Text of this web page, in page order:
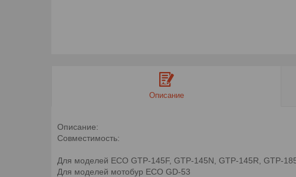
Описание
Описание:
Совместимость:
Для моделей ECO GTP-145F, GTP-145N, GTP-145R, GTP-
Для моделей мотобур ECO GD-53